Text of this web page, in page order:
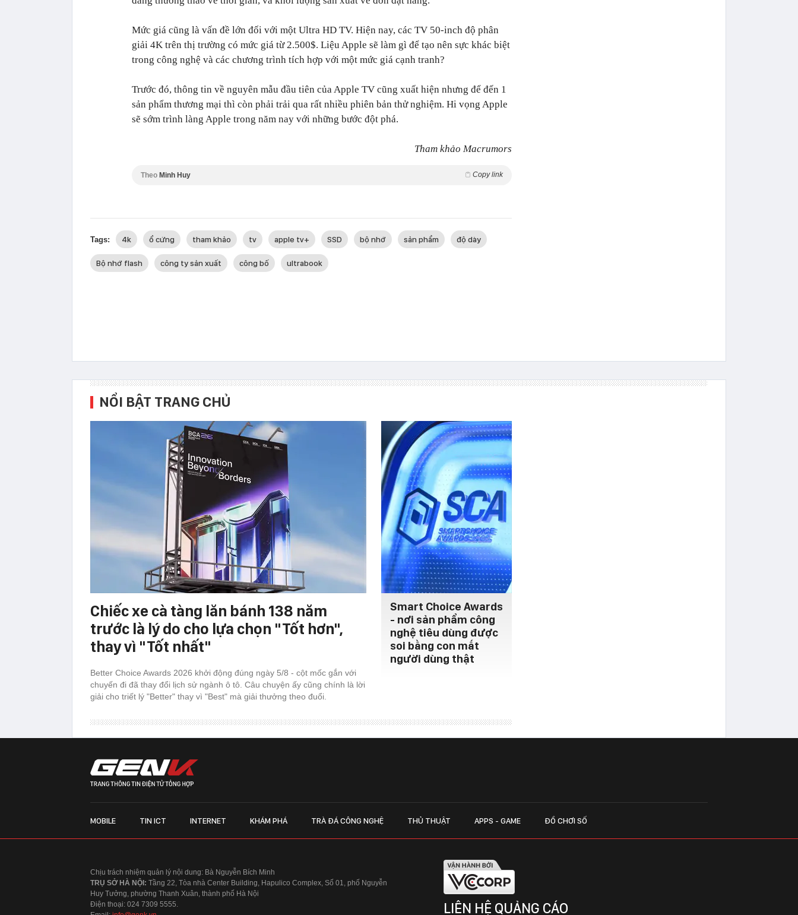
Mức giá cũng là vấn đề lớn đối với một Ultra HD TV. Hiện nay, các TV 50-inch độ phân
giải 4K trên thị trường có mức giá từ 2.500$. Liệu Apple sẽ làm gì để tạo nên sực khác biệt
trong công nghệ và các chương trình tích hợp với một mức giá cạnh tranh?
Trước đó, thông tin về nguyên mẫu đầu tiên của Apple TV cũng xuất hiện nhưng để đến 1
sản phẩm thương mại thì còn phải trải qua rất nhiều phiên bản thử nghiệm. Hi vọng Apple
sẽ sớm trình làng Apple trong năm nay với những bước đột phá.
Tham khảo Macrumors
Theo Minh Huy Copy link
Tags: 4k ổ cứng tham khảo tv apple tv+ SSD bộ nhớ sản phẩm độ dày
Bộ nhớ flash công ty sản xuất công bố ultrabook
NỔI BẬT TRANG CHỦ
Chiếc xe cà tàng lăn bánh 138 năm
trước là lý do cho lựa chọn "Tốt hơn",
thay vì "Tốt nhất"
Better Choice Awards 2026 khởi động đúng ngày 5/8 - cột mốc gắn với
chuyến đi đã thay đổi lịch sử ngành ô tô. Câu chuyện ấy cũng chính là lời
giải cho triết lý "Better" thay vì "Best" mà giải thưởng theo đuổi.
Smart Choice Awards
- nơi sản phẩm công
nghệ tiêu dùng được
soi bằng con mắt
người dùng thật
MOBILE TIN ICT INTERNET KHÁM PHÁ TRÀ ĐÁ CÔNG NGHỆ THỦ THUẬT APPS - GAME ĐỒ CHƠI SỐ
Chịu trách nhiệm quản lý nội dung: Bà Nguyễn Bích Minh
TRỤ SỞ HÀ NỘI: Tầng 22, Tòa nhà Center Building, Hapulico Complex, Số 01, phố Nguyễn
Huy Tưởng, phường Thanh Xuân, thành phố Hà Nội
Điện thoại: 024 7309 5555.
LIÊN HỆ QUẢNG CÁO